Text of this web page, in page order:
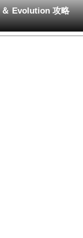
Evolution 攻略